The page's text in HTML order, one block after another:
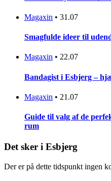
Magaxin • 31.07
Smagfulde ideer til
Magaxin • 22.07
Bandagist i Esbjerg –
Magaxin • 21.07
Guide til valg af de
rum
Det sker i Esbjerg
Der er på dette tidspunkt ingen